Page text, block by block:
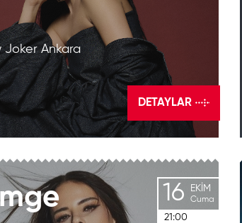
Joker Ankara
DETAYLAR
16 EKIM
Cuma
21:00